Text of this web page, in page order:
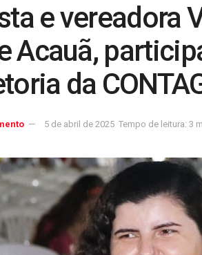
e vereadora
Acauã,
da
5 de abril de 2025 Tempo de leitura: 3